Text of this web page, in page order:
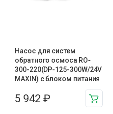
Насос для систем
обратного осмоса RO-
300-220(DP-125-300W/24V
MAXIN) с блоком питания
5 942 ₽